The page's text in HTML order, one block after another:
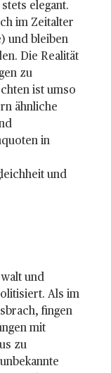
elegant.
im Zeitalter
und bleiben
Die Realität
zu
ist umso
ähnliche
in
und
und
Als im
fingen
mit
zu